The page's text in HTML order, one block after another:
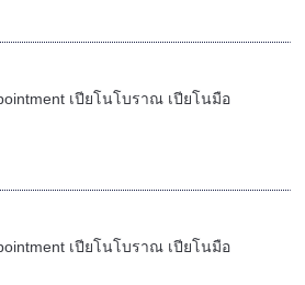
เปียโนโบราณ เปียโนมือ
เปียโนโบราณ เปียโนมือ